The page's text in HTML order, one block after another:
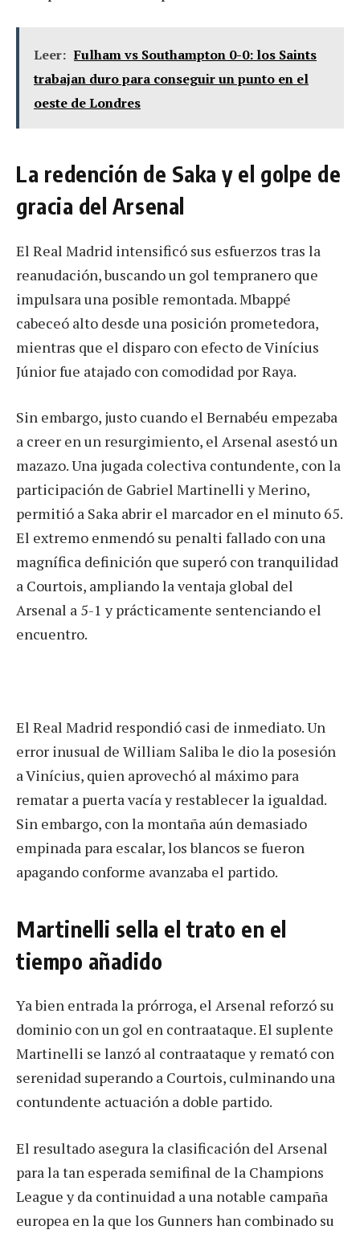
Leer: Fulham vs Southampton 0-0: los Saints
trabajan duro para conseguir un punto en el
oeste de Londres
La redención de Saka y el golpe de
gracia del Arsenal
El Real Madrid intensificó sus esfuerzos tras la
reanudación, buscando un gol tempranero que
impulsara una posible remontada. Mbappé
cabeceó alto desde una posición prometedora,
mientras que el disparo con efecto de Vinícius
Júnior fue atajado con comodidad por Raya.
Sin embargo, justo cuando el Bernabéu empezaba
a creer en un resurgimiento, el Arsenal asestó un
mazazo. Una jugada colectiva contundente, con la
participación de Gabriel Martinelli y Merino,
permitió a Saka abrir el marcador en el minuto 65.
El extremo enmendó su penalti fallado con una
magnífica definición que superó con tranquilidad
a Courtois, ampliando la ventaja global del
Arsenal a 5-1 y prácticamente sentenciando el
encuentro.
El Real Madrid respondió casi de inmediato. Un
error inusual de William Saliba le dio la posesión
a Vinícius, quien aprovechó al máximo para
rematar a puerta vacía y restablecer la igualdad.
Sin embargo, con la montaña aún demasiado
empinada para escalar, los blancos se fueron
apagando conforme avanzaba el partido.
Martinelli sella el trato en el
tiempo añadido
Ya bien entrada la prórroga, el Arsenal reforzó su
dominio con un gol en contraataque. El suplente
Martinelli se lanzó al contraataque y remató con
serenidad superando a Courtois, culminando una
contundente actuación a doble partido.
El resultado asegura la clasificación del Arsenal
para la tan esperada semifinal de la Champions
League y da continuidad a una notable campaña
europea en la que los Gunners han combinado su